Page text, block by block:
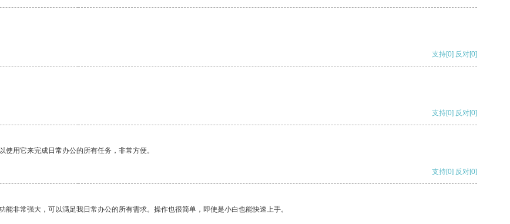
支持[0] 反对[0]
支持[0] 反对[0]
用它来完成日常办公的所有任务，非常方便。
支持[0] 反对[0]
非常强大，可以满足我日常办公的所有需求。操作也很简单，即使是小白也能快速上手。